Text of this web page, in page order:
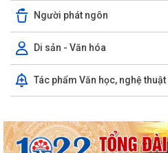
Người phát ngôn
Di sản - Văn hóa
Tác phẩm Văn học, nghệ thuật